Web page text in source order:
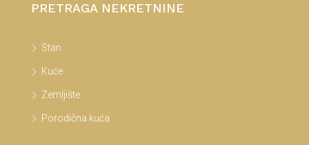
PRETRAGA NEKRETNINE
Stan
Kuće
Zemljište
Porodična kuća